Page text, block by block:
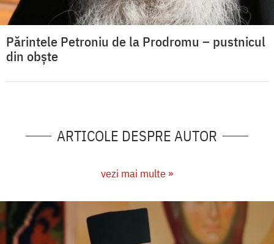
Părintele Petroniu de la Prodromu – pustnicul
din obște
ARTICOLE DESPRE AUTOR
vezi mai multe »